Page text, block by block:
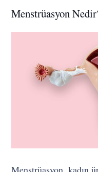
Menstrüasyon
Menstrüasyon, kadın